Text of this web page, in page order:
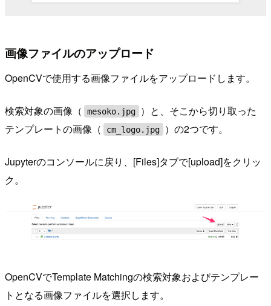
画像ファイルのアップロード
OpenCVで使用する画像ファイルをアップロードします。
検索対象の画像（ mesoko.jpg
）と、そこから切り取った
テンプレートの画像（
cm_logo.jpg ）の2つです。
Jupyterのコンソールに戻り、[Files]タブで[upload]をクリッ
ク。
OpenCVでTemplate Matchingの検索対象およびテンプレー
トとなる画像ファイルを選択します。